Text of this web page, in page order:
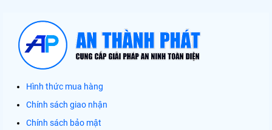
Hình thức mua hàng
Chính sách giao nhận
Chính sách bảo mật